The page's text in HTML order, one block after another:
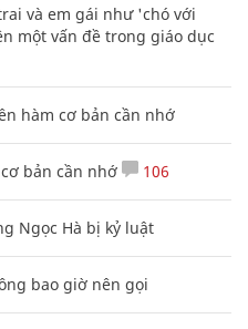
và em gái như 'chó với
một vấn đề trong giáo dục
hàm cơ bản cần nhớ
bản cần nhớ 106
Ngọc Hà bị kỷ luật
bao giờ nên gọi